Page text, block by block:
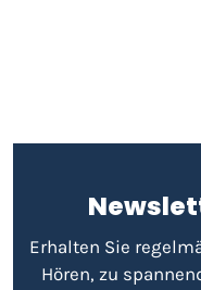
Erhalten Sie
Hören, zu